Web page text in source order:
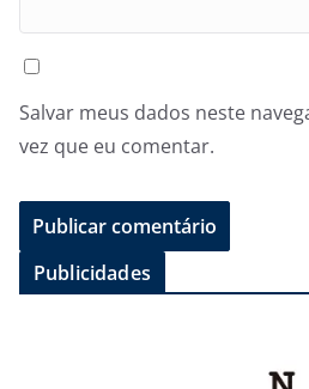
Salvar meus dados neste
vez que eu comentar.
Publicidades